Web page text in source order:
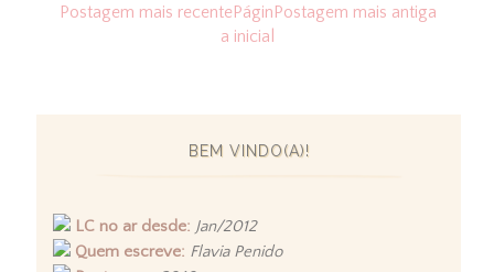
Postagem mais recente Postagem mais antiga
Págin
a inicial
BEM VINDO(A)!
LC no ar desde: Jan/2012
Quem escreve: Flavia Penido